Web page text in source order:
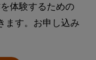
体験するための
ます。お申し込み